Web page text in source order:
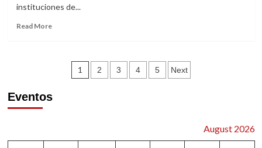
2017
instituciones de...
Read MoreRead
son
Posts
1 2 3 4 5 Next
Eventos
August 2026